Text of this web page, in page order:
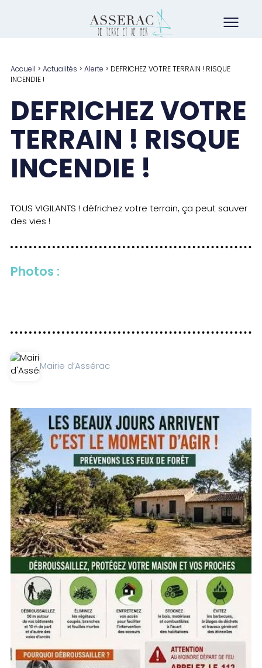
Accueil > Actualités > Alerte > DEFRICHEZ VOTRE TERRAIN ! RISQUE
INCENDIE !
DEFRICHEZ VOTRE
TERRAIN ! RISQUE
INCENDIE !
TOUS VIGILANTS ! défrichez votre terrain, ça peut sauver
des vies !
Photos :
Mairie d’Assérac